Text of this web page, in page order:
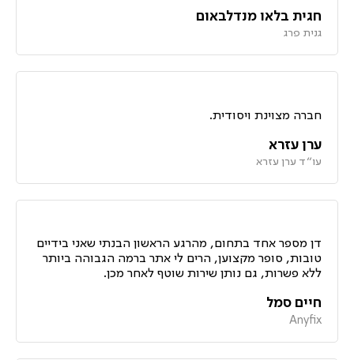
חגית בלאו מנדלבאום
גנית פרג
חברה מצוינת ויסודית.
ערן עזרא
עו״ד ערן עזרא
דן מספר אחד בתחום, מהרגע הראשון הבנתי שאני בידיים
טובות, סופר מקצוען, הרים לי אתר ברמה הגבוהה ביותר
ללא פשרות, גם נותן שירות שוטף לאחר מכן.
חיים סמל
Anyfix